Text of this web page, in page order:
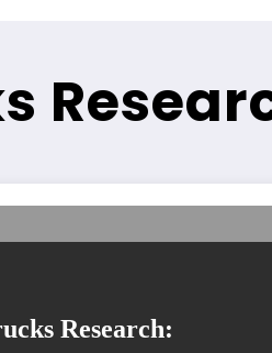
Research: